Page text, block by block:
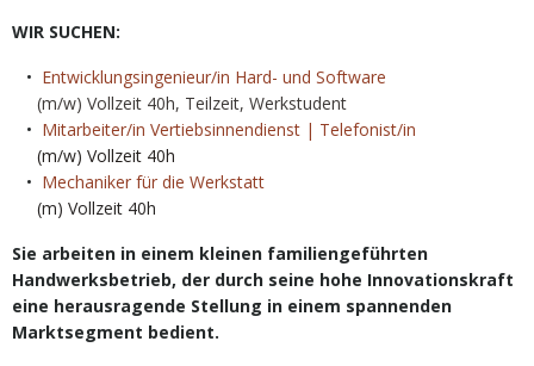
WIR SUCHEN:
Entwicklungsingenieur/in Hard- und Software
(m/w) Vollzeit 40h, Teilzeit, Werkstudent
Mitarbeiter/in Vertiebsinnendienst | Telefonist/in
(m/w) Vollzeit 40h
Mechaniker für die Werkstatt
(m) Vollzeit 40h
Sie arbeiten in einem kleinen familiengeführten
Handwerksbetrieb, der durch seine hohe Innovationskraft
eine herausragende Stellung in einem spannenden
Marktsegment bedient.